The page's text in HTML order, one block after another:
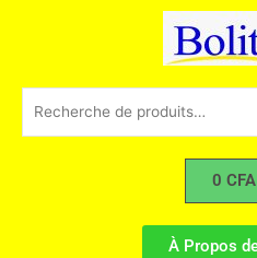
pour :
0CFA
À Propos